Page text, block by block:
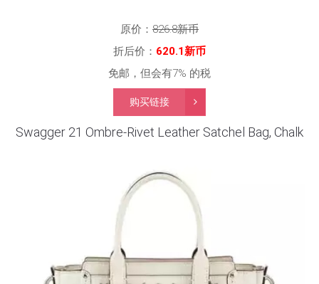
原价： 826.8新币
折后价： 620.1新币
免邮，但会有7% 的税
购买链接
Swagger 21 Ombre-Rivet Leather Satchel Bag, Chalk